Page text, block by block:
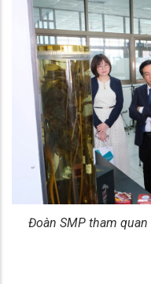
Đoàn SMP tham